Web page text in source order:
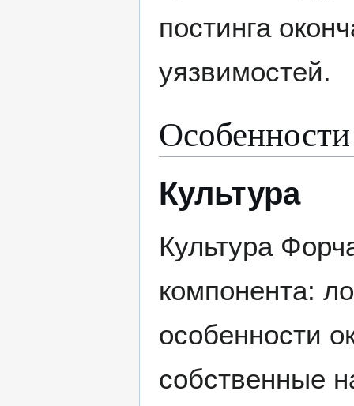
постинга
уязвимостей.
Особенности
Культура
Культура
компонента:
особенности
собственные